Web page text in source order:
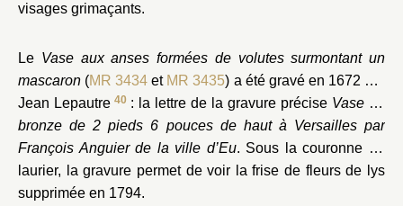
visages grimaçants.
Le Vase aux anses formées de volutes surmontant un
mascaron (MR 3434 et MR 3435) a été gravé en 1672 par
Jean Lepautre 40: la lettre de la gravure précise Vase de
bronze de 2 pieds 6 pouces de haut à Versailles par
François Anguier de la ville d’Eu. Sous la couronne de
laurier, la gravure permet de voir la frise de fleurs de lys
supprimée en 1794.